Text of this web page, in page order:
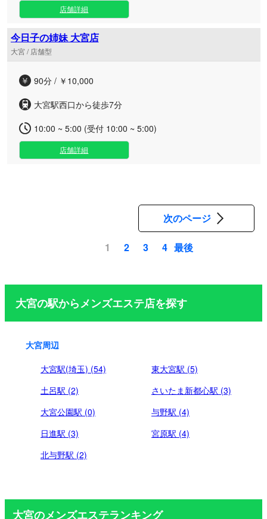
アクセス抜群のロケーションにありながら、高級マンション
の一室を利用した完全個室のプライベート空間をご用意いた
しました。 シャワールームから施術室にいたるまで、徹底し
て清潔感と美しさにこだわり、心からリラックスできる洗練
された環境を整えております。 施術を担当するのは、独自の
を使用した極上のマッサージで、日々の疲れや緊張を丁寧に
す。 贅沢な空間と確かな技術で、皆様のご来店を心よりお待
ちしております。
店舗詳細
今日子の姉妹 大宮店
大宮 / 店舗型
90分 / ￥10,000
大宮駅西口から徒歩7分
10:00 ~ 5:00 (受付 10:00 ~ 5:00)
店舗詳細
ジ
1 2 3 4
次のページ
最後
大宮の駅からメンズエステ店を探す
大宮周辺
大宮駅(埼玉) (54)
東大宮駅 (5)
土呂駅 (2)
さいたま新都心駅 (3)
大宮公園駅 (0)
与野駅 (4)
日進駅 (3)
宮原駅 (4)
北与野駅 (2)
大宮のメンズエステランキング